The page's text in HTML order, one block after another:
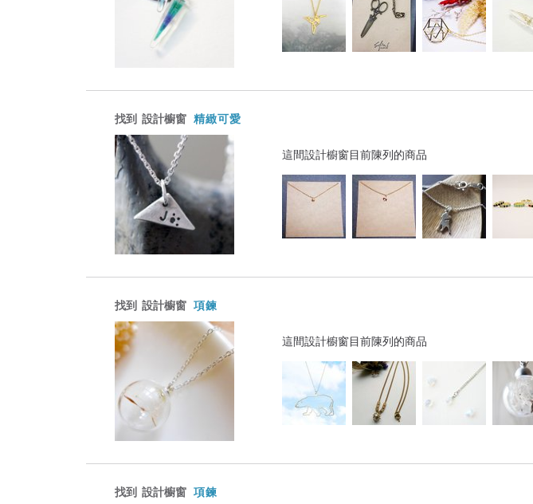
找到 設計櫥窗 精緻可愛
這間設計櫥窗目前陳列的商品
找到 設計櫥窗 項鍊
這間設計櫥窗目前陳列的商品
找到 設計櫥窗 項鍊